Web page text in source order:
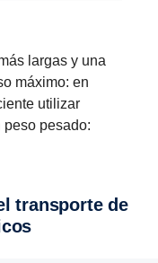
largas y una
máximo: en
utilizar
pesado: